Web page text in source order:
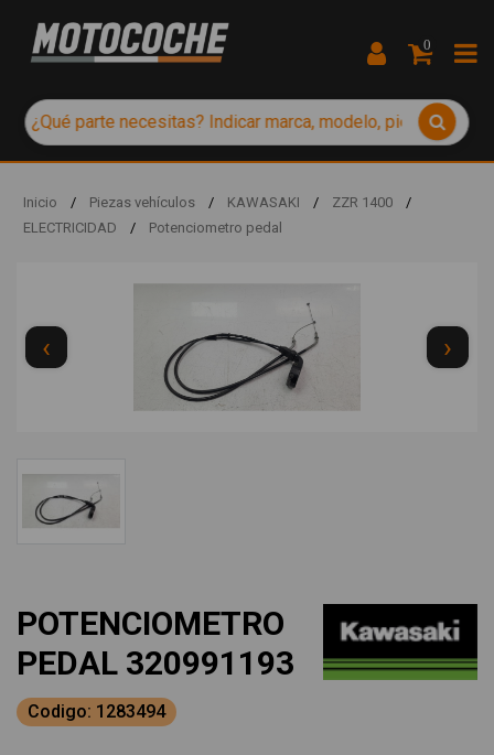
0
Inicio / Piezas vehículos / KAWASAKI / ZZR 1400
/
ELECTRICIDAD
/ Potenciometro pedal
‹ ›
POTENCIOMETRO
PEDAL 320991193
Codigo: 1283494